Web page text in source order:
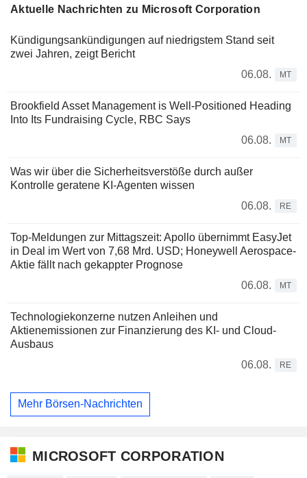
Aktuelle Nachrichten zu Microsoft Corporation
Kündigungsankündigungen auf niedrigstem Stand seit
zwei Jahren, zeigt Bericht
06.08.
MT
Brookfield Asset Management is Well-Positioned Heading
Into Its Fundraising Cycle, RBC Says
06.08.
MT
Was wir über die Sicherheitsverstöße durch außer
Kontrolle geratene KI-Agenten wissen
06.08.
RE
Top-Meldungen zur Mittagszeit: Apollo übernimmt EasyJet
in Deal im Wert von 7,68 Mrd. USD; Honeywell Aerospace-
Aktie fällt nach gekappter Prognose
06.08.
MT
Technologiekonzerne nutzen Anleihen und
Aktienemissionen zur Finanzierung des KI- und Cloud-
Ausbaus
06.08.
RE
Mehr Börsen-Nachrichten
MICROSOFT CORPORATION